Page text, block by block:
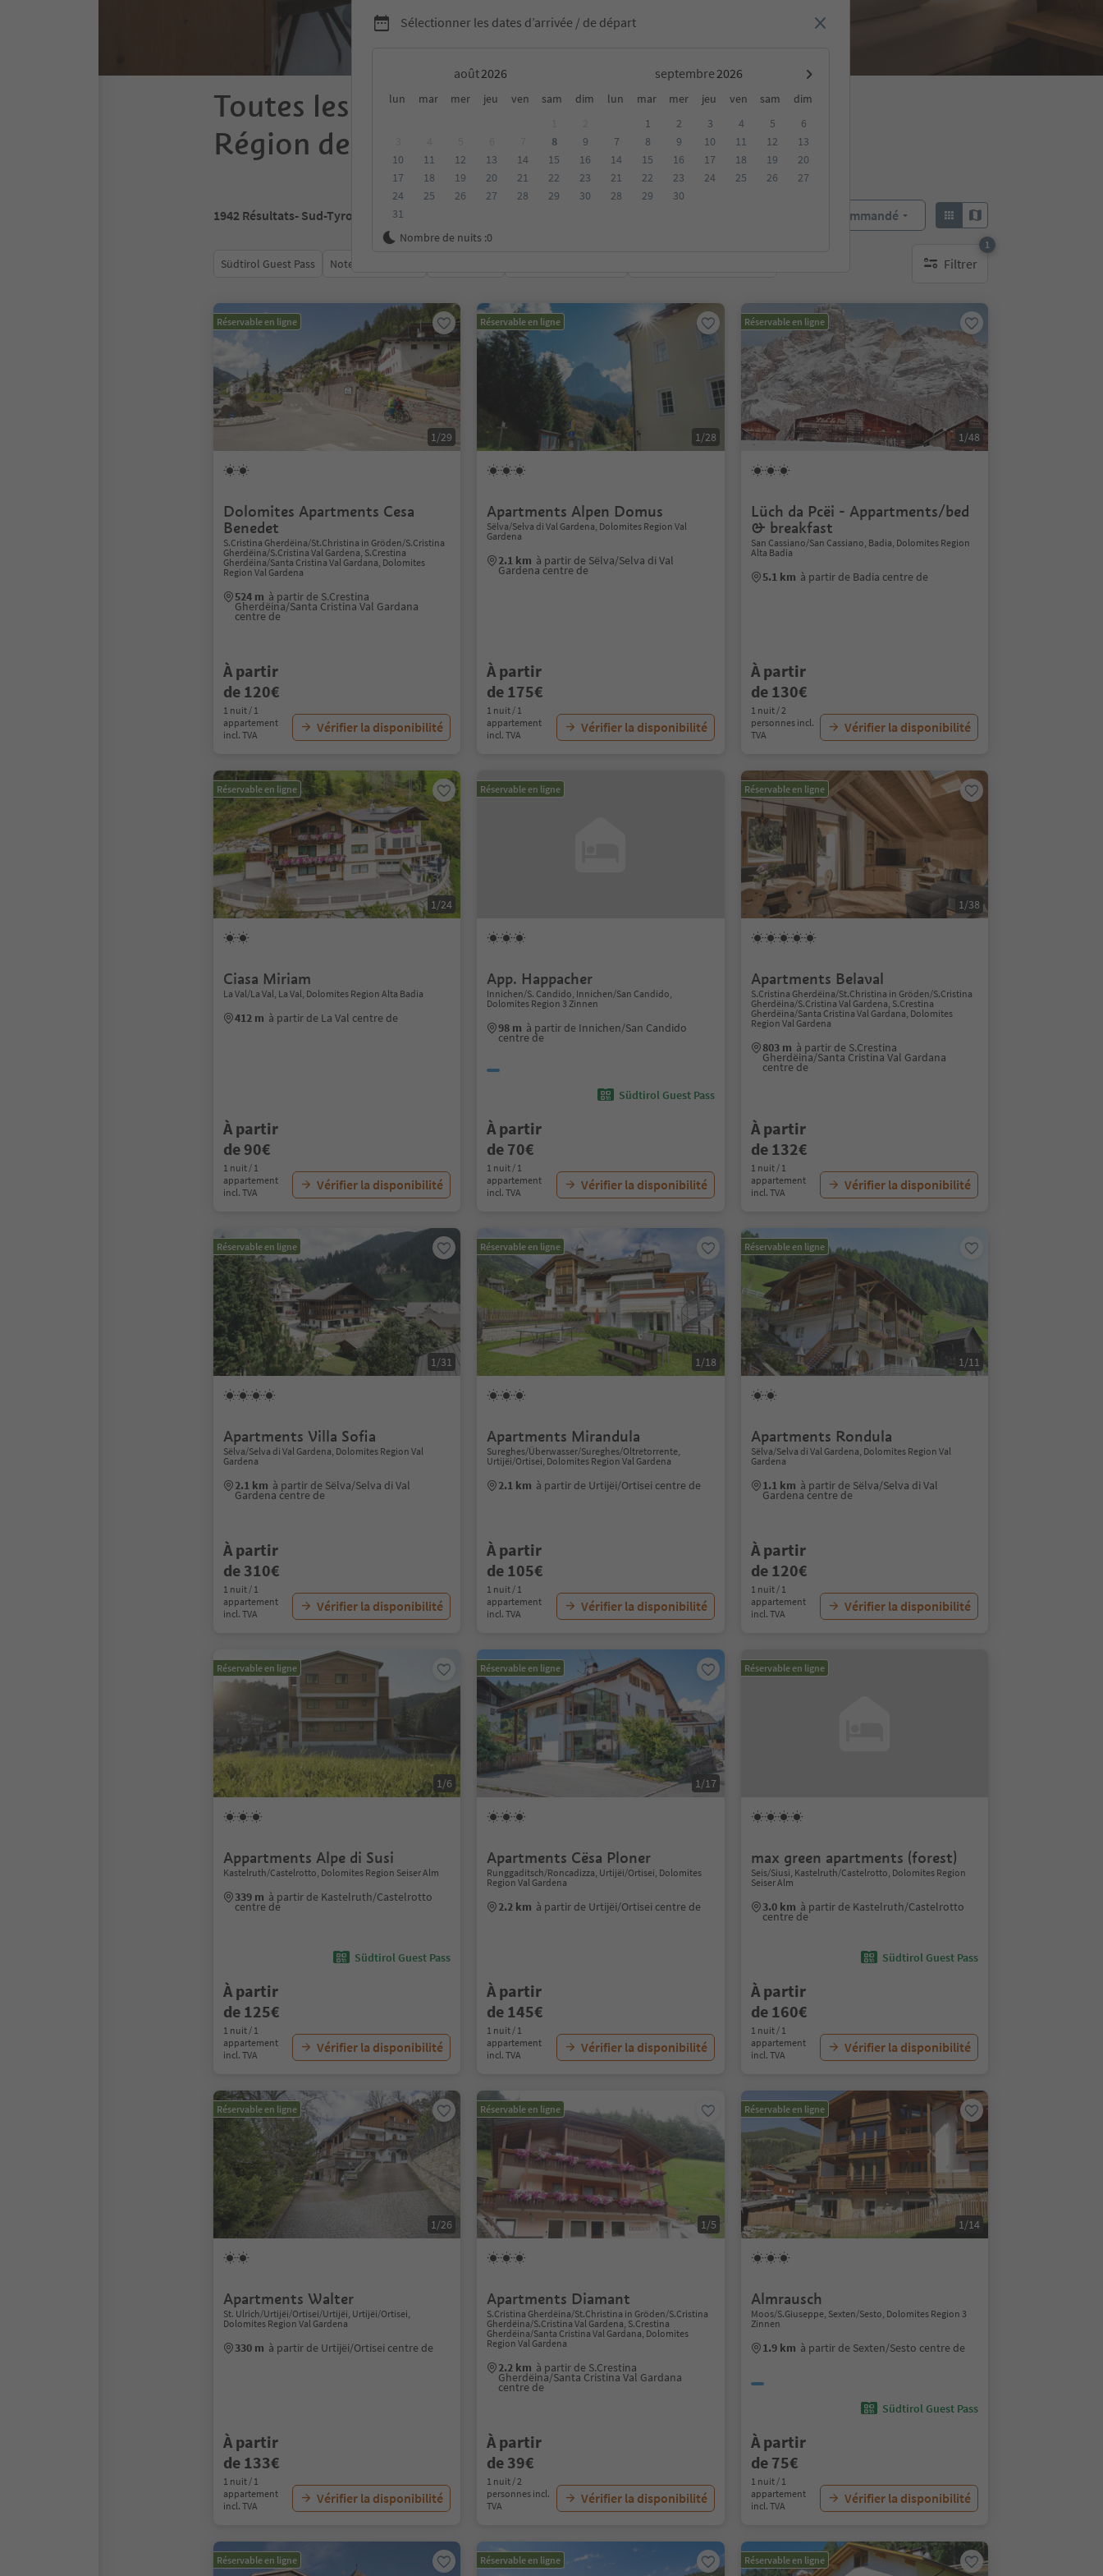
Sélectionner les dates d’arrivée / de départ
août septembre
lun mar mer jeu ven sam dim lun mar mer jeu ven sam
dim
8
9
10
11 12 13 14 15
16
17
18 19 20 21 22
23
24
25 26 27 28 29
30
31
1 2 3 4 5
6
7
8 9 10 11 12
13
14
15 16 17 18 19
20
21
22 23 24 25 26
27
28
29 30
Nombre de nuits :0
Toutes les chambres d'hôtes dans la
Région des Dolomites
1942 Résultats- Sud-Tyrol Recommandé
Südtirol Guest Pass Note moyenne Filtrer
1
1 filtre actif
Réservable en ligne
1/29
Dolomites Apartments Cesa
Benedet
S.Cristina Gherdëina/St.Christina in Gröden/S.Cristina
Gherdëina/S.Cristina Val Gardena, S.Crestina
Gherdëina/Santa Cristina Val Gardana, Dolomites
Region Val Gardena
524 m à partir de S.Crestina
Gherdëina/Santa Cristina Val Gardana
centre de
À partir
de 120€
1 nuit / 1
appartement
incl. TVA
Vérifier la disponibilité
Réservable en ligne
1/28
Apartments Alpen Domus
Sëlva/Selva di Val Gardena, Dolomites Region Val
Gardena
2.1 km à partir de Sëlva/Selva di Val
Gardena centre de
À partir
de 175€
1 nuit / 1
appartement
incl. TVA
Vérifier la disponibilité
Réservable en ligne
1/48
Lüch da Pcëi - Appartments/bed
& breakfast
San Cassiano/San Cassiano, Badia, Dolomites Region
Alta Badia
5.1 km à partir de Badia centre de
À partir
de 130€
1 nuit / 2
personnes incl.
TVA
Vérifier la disponibilité
Réservable en ligne
1/24
Ciasa Miriam
La Val/La Val, La Val, Dolomites Region Alta Badia
412 m à partir de La Val centre de
À partir
de 90€
1 nuit / 1
appartement
incl. TVA
Vérifier la disponibilité
Réservable en ligne
App. Happacher
Innichen/S. Candido, Innichen/San Candido,
Dolomites Region 3 Zinnen
98 m à partir de Innichen/San Candido
centre de
Südtirol Guest Pass
À partir
de 70€
1 nuit / 1
appartement
incl. TVA
Vérifier la disponibilité
Réservable en ligne
1/38
Apartments Belaval
S.Cristina Gherdëina/St.Christina in Gröden/S.Cristina
Gherdëina/S.Cristina Val Gardena, S.Crestina
Gherdëina/Santa Cristina Val Gardana, Dolomites
Region Val Gardena
803 m à partir de S.Crestina
Gherdëina/Santa Cristina Val Gardana
centre de
À partir
de 132€
1 nuit / 1
appartement
incl. TVA
Vérifier la disponibilité
Réservable en ligne
1/31
Apartments Villa Sofia
Sëlva/Selva di Val Gardena, Dolomites Region Val
Gardena
2.1 km à partir de Sëlva/Selva di Val
Gardena centre de
À partir
de 310€
1 nuit / 1
appartement
incl. TVA
Vérifier la disponibilité
Réservable en ligne
1/18
Apartments Mirandula
Sureghes/Überwasser/Sureghes/Oltretorrente,
Urtijëi/Ortisei, Dolomites Region Val Gardena
2.1 km à partir de Urtijëi/Ortisei centre de
À partir
de 105€
1 nuit / 1
appartement
incl. TVA
Vérifier la disponibilité
Réservable en ligne
1/11
Apartments Rondula
Sëlva/Selva di Val Gardena, Dolomites Region Val
Gardena
1.1 km à partir de Sëlva/Selva di Val
Gardena centre de
À partir
de 120€
1 nuit / 1
appartement
incl. TVA
Vérifier la disponibilité
Réservable en ligne
1/6
Appartments Alpe di Susi
Kastelruth/Castelrotto, Dolomites Region Seiser Alm
339 m à partir de Kastelruth/Castelrotto
centre de
Südtirol Guest Pass
À partir
de 125€
1 nuit / 1
appartement
incl. TVA
Vérifier la disponibilité
Réservable en ligne
1/17
Apartments Cësa Ploner
Runggaditsch/Roncadizza, Urtijëi/Ortisei, Dolomites
Region Val Gardena
2.2 km à partir de Urtijëi/Ortisei centre de
À partir
de 145€
1 nuit / 1
appartement
incl. TVA
Vérifier la disponibilité
Réservable en ligne
max green apartments (forest)
Seis/Siusi, Kastelruth/Castelrotto, Dolomites Region
Seiser Alm
3.0 km à partir de Kastelruth/Castelrotto
centre de
Südtirol Guest Pass
À partir
de 160€
1 nuit / 1
appartement
incl. TVA
Vérifier la disponibilité
Réservable en ligne
1/26
Apartments Walter
St. Ulrich/Urtijëi/Ortisei/Urtijëi, Urtijëi/Ortisei,
Dolomites Region Val Gardena
330 m à partir de Urtijëi/Ortisei centre de
À partir
de 133€
1 nuit / 1
appartement
incl. TVA
Vérifier la disponibilité
Réservable en ligne
1/5
Apartments Diamant
S.Cristina Gherdëina/St.Christina in Gröden/S.Cristina
Gherdëina/S.Cristina Val Gardena, S.Crestina
Gherdëina/Santa Cristina Val Gardana, Dolomites
Region Val Gardena
2.2 km à partir de S.Crestina
Gherdëina/Santa Cristina Val Gardana
centre de
À partir
de 39€
1 nuit / 2
personnes incl.
TVA
Vérifier la disponibilité
Réservable en ligne
1/14
Almrausch
Moos/S.Giuseppe, Sexten/Sesto, Dolomites Region 3
Zinnen
1.9 km à partir de Sexten/Sesto centre de
Südtirol Guest Pass
À partir
de 75€
1 nuit / 1
appartement
incl. TVA
Vérifier la disponibilité
Réservable en ligne Réservable en ligne Réservable en ligne